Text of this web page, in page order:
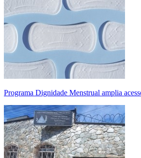
Programa Dignidade Menstrual amplia